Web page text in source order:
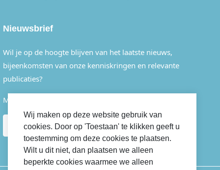
Wij maken op deze website gebruik van
cookies. Door op 'Toestaan' te klikken geeft u
toestemming om deze cookies te plaatsen.
Wilt u dit niet, dan plaatsen we alleen
beperkte cookies waarmee we alleen
Nieuwsbrief
Wil je op de hoogte blijven van het laatste nieuws,
bijeenkomsten van onze kenniskringen en relevante
publicaties?
Meld je dan eenvoudig aan voor onze nieuwsbrief.
AANMELDEN